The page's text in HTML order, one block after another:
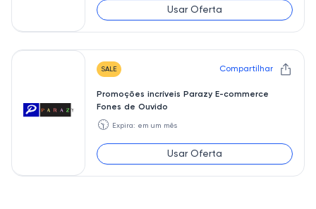
Usar Oferta
SALE Compartilhar
Promoções incríveis Parazy E-commerce
Fones de Ouvido
🕥 Expira: em um mês
Usar Oferta